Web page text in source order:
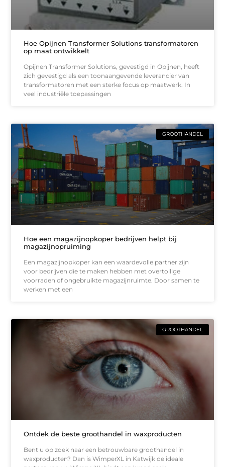
Hoe Opijnen Transformer Solutions transformatoren
op maat ontwikkelt
Opijnen Transformer Solutions, gevestigd in Opijnen, heeft
zich gevestigd als een toonaangevende leverancier van
transformatoren met een sterke focus op maatwerk. In
veel industriële toepassingen
GROOTHANDEL
Hoe een magazijnopkoper bedrijven helpt bij
magazijnopruiming
Een magazijnopkoper kan een waardevolle partner zijn
voor bedrijven die te maken hebben met overtollige
voorraden of ongebruikte magazijnruimte. Door samen te
werken met een
GROOTHANDEL
Ontdek de beste groothandel in waxproducten
Bent u op zoek naar een betrouwbare groothandel in
waxproducten? Dan is WimperXL in Katwijk de ideale